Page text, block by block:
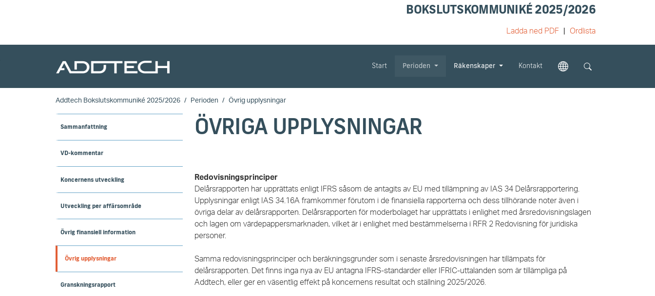
BOKSLUTSKOMMUNIKÉ 2025/2026
Ladda ned PDF Ordlista
Skip to main content Start Perioden Räkenskaper Kontakt
Addtech Bokslutskommuniké 2025/2026 Perioden Övrig upplysningar
Sammanfattning
VD-kommentar
Koncernens utveckling
Utveckling per affärsområde
Övrig finansiell information
Övrig upplysningar
Granskningsrapport
ÖVRIGA UPPLYSNINGAR
Redovisningsprinciper
Delårsrapporten har upprättats enligt IFRS såsom de antagits av EU med tillämpning av IAS 34 Delårsrapportering.
Upplysningar enligt IAS 34.16A framkommer förutom i de finansiella rapporterna och dess tillhörande noter även i
övriga delar av delårsrapporten. Delårsrapporten för moderbolaget har upprättats i enlighet med årsredovisningslagen
och lagen om värdepappersmarknaden, vilket är i enlighet med bestämmelserna i RFR 2 Redovisning för juridiska
personer.
Samma redovisningsprinciper och beräkningsgrunder som i senaste årsredovisningen har tillämpats för
delårsrapporten. Det finns inga nya av EU antagna IFRS-standarder eller IFRIC-uttalanden som är tillämpliga på
Addtech, eller ger en väsentlig effekt på koncernens resultat och ställning 2025/2026.